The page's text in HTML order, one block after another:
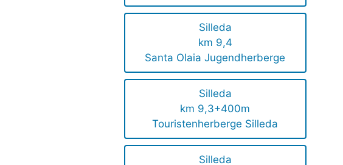
Silleda
km 9,4
Santa Olaia Jugendherberge
Silleda
km 9,3+400m
Touristenherberge Silleda
Silleda